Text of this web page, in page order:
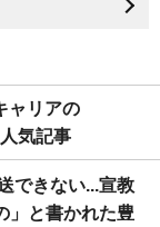
ャリアの
人気記事
できない...宣教
」と書かれた豊